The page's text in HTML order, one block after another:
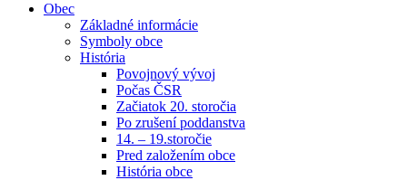
Obec
Základné informácie
Symboly obce
História
Povojnový vývoj
Počas ČSR
Začiatok 20. storočia
Po zrušení poddanstva
14. – 19.storočie
Pred založením obce
História obce